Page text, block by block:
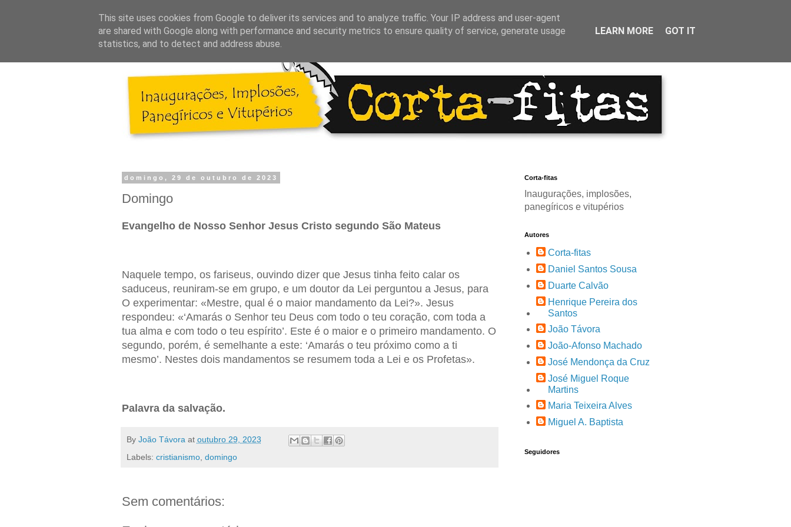
domingo, 29 de outubro de 2023
Domingo
Evangelho de Nosso Senhor Jesus Cristo segundo São Mateus
Naquele tempo, os fariseus, ouvindo dizer que Jesus tinha feito calar os
saduceus, reuniram-se em grupo, e um doutor da Lei perguntou a Jesus, para
O experimentar: «Mestre, qual é o maior mandamento da Lei?». Jesus
respondeu: «‘Amarás o Senhor teu Deus com todo o teu coração, com toda a
tua alma e com todo o teu espírito’. Este é o maior e o primeiro mandamento. O
segundo, porém, é semelhante a este: ‘Amarás o teu próximo como a ti
mesmo’. Nestes dois mandamentos se resumem toda a Lei e os Profetas».
Palavra da salvação.
By João Távora at outubro 29, 2023
Labels: cristianismo, domingo
Sem comentários:
Corta-fitas
Inaugurações, implosões,
panegíricos e vitupérios
Autores
Corta-fitas
Daniel Santos Sousa
Duarte Calvão
Henrique Pereira dos
Santos
João Távora
João-Afonso Machado
José Mendonça da Cruz
José Miguel Roque
Martins
Maria Teixeira Alves
Miguel A. Baptista
Seguidores
This site uses cookies from Google to deliver its services and to analyze traffic. Your IP address and user-agent
are shared with Google along with performance and security metrics to ensure quality of service, generate usage
statistics, and to detect and address abuse.
LEARN MORE GOT IT